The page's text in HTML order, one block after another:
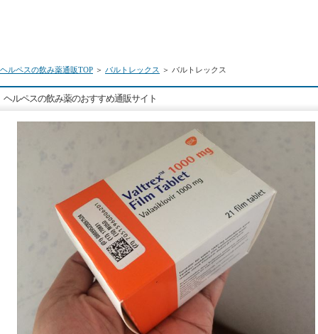
ヘルペスの飲み薬通販TOP ＞ バルトレックス ＞ バルトレックス
ヘルペスの飲み薬のおすすめ通販サイト